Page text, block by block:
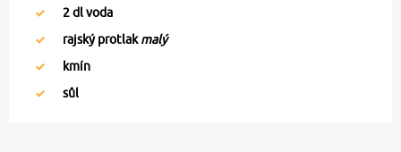
2dl voda
rajský protlakmalý
kmín
sůl